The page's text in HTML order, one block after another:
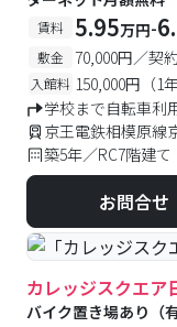
賃料 5.95万円-
敷金 70,000円／契
入館料 150,000円（1
学校まで自転車利
京王電鉄相模原線
築5年／RC7階建て
お問合せ
カレッジスクエア
バイク置き場あり（